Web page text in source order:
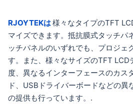
RJOYTEKは様々なタイプのTFT
マイズできます。抵抗膜式タッチパ
ッチパネルのいずれでも、プロジェ
す。また、様々なサイズのTFT LCD
度、異なるインターフェースのカス
ド、USBドライバーボードなどの異
の提供も行っています。.